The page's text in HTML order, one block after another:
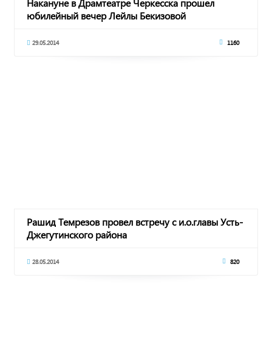
Накануне в Драмтеатре Черкесска прошел
юбилейный вечер Лейлы Бекизовой
29.05.2014 1160
Рашид Темрезов провел встречу с и.о.главы Усть-
Джегутинского района
28.05.2014 820